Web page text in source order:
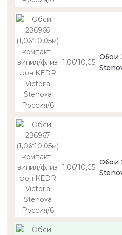
1,06*10,05
Обои
1,06*10,05
Обои